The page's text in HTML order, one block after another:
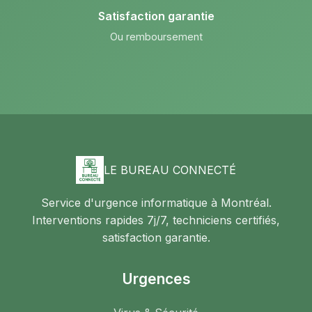
Satisfaction garantie
Ou remboursement
LE BUREAU CONNECTÉ
Service d'urgence informatique à Montréal.
Interventions rapides 7j/7, techniciens certifiés,
satisfaction garantie.
Urgences